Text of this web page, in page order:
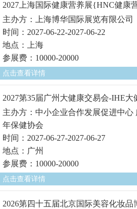
2027上海国际健康营养展{HNC健康
主办方：上海博华国际展览有限公司
时间：2027-06-22-2027-06-22
地点：上海
参展费：10000-20000
点击查看详情
2027第35届广州大健康交易会-IHE大
主办方：中小企业合作发展促进中心
年保健协会
时间：2027-06-27-2027-06-27
地点：广州
参展费：10000-20000
点击查看详情
2026第四十五届北京国际美容化妆品